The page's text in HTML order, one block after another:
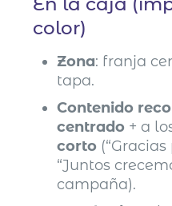
color)
Zona: franja
tapa.
Contenido
centrado + a
corto
“Juntos
campaña).